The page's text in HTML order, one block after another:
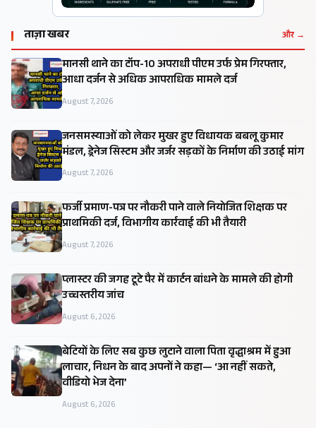
ताज़ा खबर और →
मानसी थाने का टॉप-10 अपराधी पीएम उर्फ प्रेम गिरफ्तार,
आधा दर्जन से अधिक आपराधिक मामले दर्ज
August 7, 2026
जनसमस्याओं को लेकर मुखर हुए विधायक बबलू कुमार
मंडल, ड्रेनेज सिस्टम और जर्जर सड़कों के निर्माण की उठाई मांग
August 7, 2026
फर्जी प्रमाण-पत्र पर नौकरी पाने वाले नियोजित शिक्षक पर
प्राथमिकी दर्ज, विभागीय कार्रवाई की भी तैयारी
August 7, 2026
प्लास्टर की जगह टूटे पैर में कार्टन बांधने के मामले की होगी
उच्चस्तरीय जांच
August 6, 2026
बेटियों के लिए सब कुछ लुटाने वाला पिता वृद्धाश्रम में हुआ
लाचार, निधन के बाद अपनों ने कहा— ‘आ नहीं सकते,
वीडियो भेज देना’
August 6, 2026